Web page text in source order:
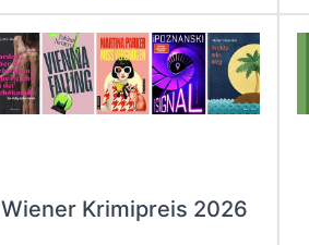
Wiener Krimipreis 2026